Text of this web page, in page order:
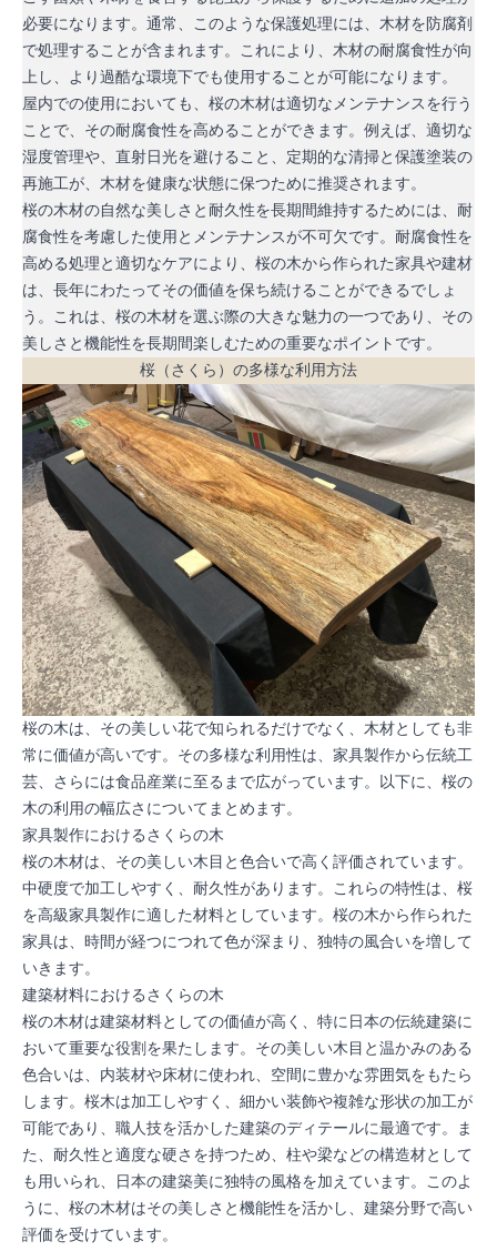
必要になります。通常、このような保護処理には、木材を防腐剤
で処理することが含まれます。これにより、木材の耐腐食性が向
上し、より過酷な環境下でも使用することが可能になります。
屋内での使用においても、桜の木材は適切なメンテナンスを行う
ことで、その耐腐食性を高めることができます。例えば、適切な
湿度管理や、直射日光を避けること、定期的な清掃と保護塗装の
再施工が、木材を健康な状態に保つために推奨されます。
桜の木材の自然な美しさと耐久性を長期間維持するためには、耐
腐食性を考慮した使用とメンテナンスが不可欠です。耐腐食性を
高める処理と適切なケアにより、桜の木から作られた家具や建材
は、長年にわたってその価値を保ち続けることができるでしょ
う。これは、桜の木材を選ぶ際の大きな魅力の一つであり、その
美しさと機能性を長期間楽しむための重要なポイントです。
桜（さくら）の多様な利用方法
桜の木は、その美しい花で知られるだけでなく、木材としても非
常に価値が高いです。その多様な利用性は、家具製作から伝統工
芸、さらには食品産業に至るまで広がっています。以下に、桜の
木の利用の幅広さについてまとめます。
家具製作におけるさくらの木
桜の木材は、その美しい木目と色合いで高く評価されています。
中硬度で加工しやすく、耐久性があります。これらの特性は、桜
を高級家具製作に適した材料としています。桜の木から作られた
家具は、時間が経つにつれて色が深まり、独特の風合いを増して
いきます。
建築材料におけるさくらの木
桜の木材は建築材料としての価値が高く、特に日本の伝統建築に
おいて重要な役割を果たします。その美しい木目と温かみのある
色合いは、内装材や床材に使われ、空間に豊かな雰囲気をもたら
します。桜木は加工しやすく、細かい装飾や複雑な形状の加工が
可能であり、職人技を活かした建築のディテールに最適です。ま
た、耐久性と適度な硬さを持つため、柱や梁などの構造材として
も用いられ、日本の建築美に独特の風格を加えています。このよ
うに、桜の木材はその美しさと機能性を活かし、建築分野で高い
評価を受けています。